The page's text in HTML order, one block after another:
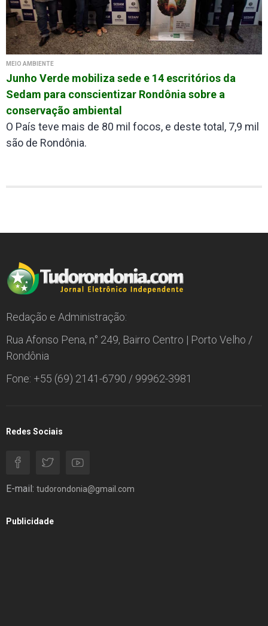
MEIO AMBIENTE
Junho Verde mobiliza sede e 14 escritórios da
Sedam para conscientizar Rondônia sobre a
conservação ambiental
O País teve mais de 80 mil focos, e deste total, 7,9 mil
são de Rondônia.
Redação e Administração:
Rua Afonso Pena, n° 249, Bairro Centro | Porto Velho /
Rondônia
Fone: +55 (69) 2141-6790 / 99962-3981
Redes Sociais
E-mail: tudorondonia@gmail.com
Publicidade